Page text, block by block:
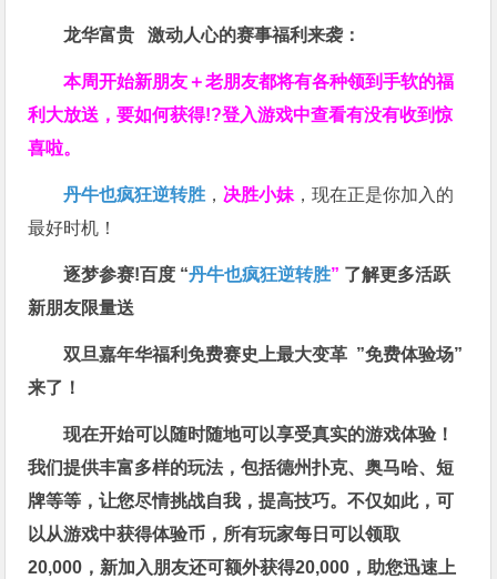
龙华富贵 激动人心的赛事福利来袭：
本周开始新朋友＋老朋友都将有各种领到手软的福
利大放送，要如何获得!?登入游戏中查看有没有收到惊
喜啦。
丹牛也疯狂逆转胜 ， 决胜小妹 ，现在正是你加入的
最好时机！
逐梦参赛!百度 “丹牛也疯狂逆转胜” 了解更多活跃
新朋友限量送
双旦嘉年华福利免费赛史上最大变革 ”免费体验场”
来了！
现在开始可以随时随地可以享受真实的游戏体验！
我们提供丰富多样的玩法，包括德州扑克、奥马哈、短
牌等等，让您尽情挑战自我，提高技巧。不仅如此，可
以从游戏中获得体验币，所有玩家每日可以领取
20,000，新加入朋友还可额外获得20,000，助您迅速上